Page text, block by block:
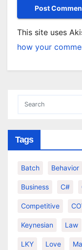
This site uses
how your
Tags
Batch Behavior
Business C#
Competitive
Keynesian Law
LKY Love